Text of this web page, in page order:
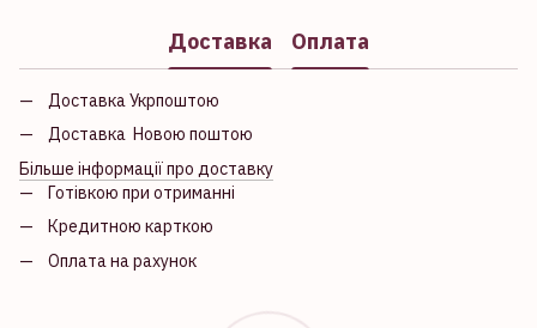
Доставка Оплата
Доставка Укрпоштою
Доставка Новою поштою
Більше інформації про доставку
Готівкою при отриманні
Кредитною карткою
Оплата на рахунок